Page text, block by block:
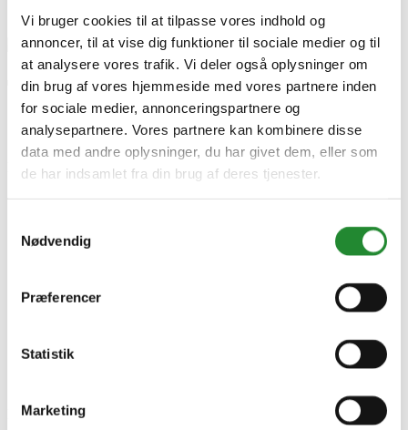
Vi bruger cookies til at tilpasse vores indhold og
annoncer, til at vise dig funktioner til sociale medier og til
at analysere vores trafik. Vi deler også oplysninger om
din brug af vores hjemmeside med vores partnere inden
for sociale medier, annonceringspartnere og
analysepartnere. Vores partnere kan kombinere disse
data med andre oplysninger, du har givet dem, eller som
de har indsamlet fra din brug af deres tjenester.
Nødvendig
Præferencer
Statistik
Marketing
Traeger Pork & Poultry Rub,
200gr.
DKK 139,00Inkl. moms
Information